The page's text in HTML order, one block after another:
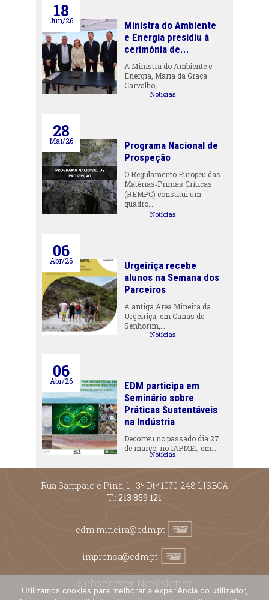
18
Jun/26
Ministra do Ambiente
e Energia presidiu à
cerimónia de...
A Ministra do Ambiente e
Energia, Maria da Graça
Carvalho,…
Notícias
28
Mai/26
Programa Nacional de
Prospeção
O Regulamento Europeu das
Matérias‑Primas Críticas
(REMPC) constitui um
quadro…
Notícias
06
Abr/26
Urgeiriça recebe
alunos na Semana dos
Parceiros
A antiga Área Mineira da
Urgeiriça, em Canas de
Senhorim,…
Notícias
06
Abr/26
EDM participa em
Seminário sobre
Práticas Sustentáveis
na Indústria
Decorreu no passado dia 27
de março, no IAPMEI, em…
Notícias
Rua Sampaio e Pina, 1 - 3º Dtº 1070-248 LISBOA
T.: 213 859 121
edm.mineira@edm.pt
imprensa@edm.pt
Subscrever Newsletter
Utilizamos cookies para melhorar a experiência do utilizador,